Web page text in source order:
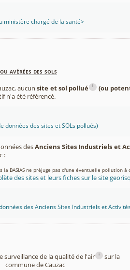
ministère chargé de la santé>
avérées des sols
aucunsite et sol pollué i (ou
n'a été référencé.
données des sites et SOLs pollués)
desAnciens Sites Industriels et
:
BASIAS ne préjuge pas d'une éventuelle pollution à
des sites et leurs fiches sur le site
des Anciens Sites Industriels et
surveillance de la qualité de l'air i
sur la
commune de Cauzac